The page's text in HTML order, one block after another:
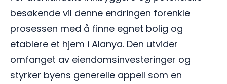
besøkende vil denne endringen forenkle
prosessen med å finne egnet bolig og
etablere et hjem i Alanya. Den utvider
omfanget av eiendomsinvesteringer og
styrker byens generelle appell som en